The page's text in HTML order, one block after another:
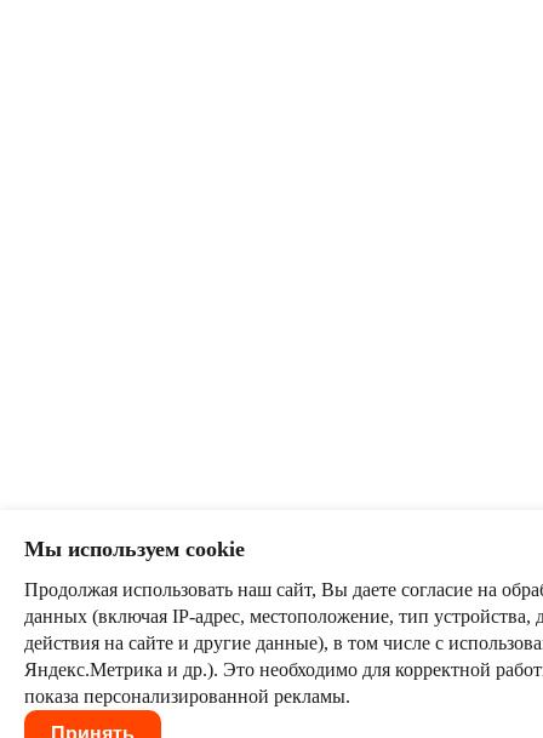
Мы используем cookie
Продолжая использовать наш сайт, Вы даете согласие на
данных (включая IP-адрес, местоположение, тип устройства,
действия на сайте и другие данные), в том числе с
Яндекс.Метрика и др.). Это необходимо для корректной
показа персонализированной рекламы.
Принять